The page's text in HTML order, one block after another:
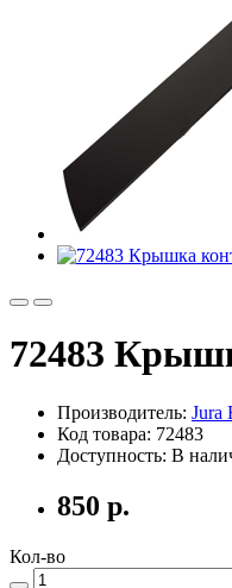
72483
Производитель: Jura
Код товара: 72483
Доступность: В
850 р.
Кол-во